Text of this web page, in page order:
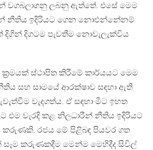
ලබනු ඇත්තේ. එසේ මෙම
නීතිය ඉදිරියට ගෙන නොඑන්නේනම්
දිගින් දිගටම පැවතීම නොවැලැක්විය
ක්‍රමයක් ස්ථාපිත කිරීමේ කාර්යයට මෙම
සහ සාමයේ ආරක්ෂාව සඳහා ඇති
වැදගත්ය. ඒ සඳහා මීට ඉහත
එම වැරදි කළ නිලධාරීන් නීතිය ඉදිරියට
කරුණකි. රජය මේ පිළිබඳ පියවර ගත
කරුණකදීම මෙන්ම මෙහිදීද සිවිල්